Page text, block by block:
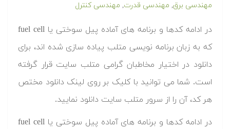
مهندسی برق, مهندسی قدرت, مهندسی کنترل
‫در ادامه کدها و برنامه های آماده پیل سوختی یا fuel cell
که به زبان برنامه نویسی متلب پیاده سازی شده اند، برای
دانلود در اختیار مخاطبان گرامی متلب سایت قرار گرفته
است. شما می توانید با کلیک بر روی لینک دانلود مختص
هر کد، آن را از سرور متلب سایت دانلود نمایید.‬
‫در ادامه کدها و برنامه های آماده پیل سوختی یا fuel cell